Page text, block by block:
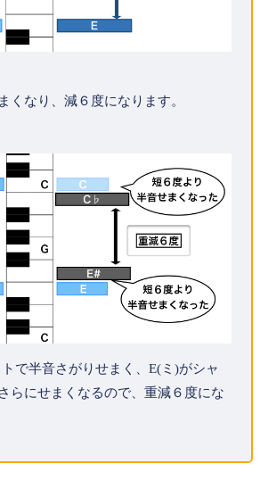
くなり、減６度になります。
で半音さがりせまく、E(ミ)がシャ
らにせまくなるので、重減６度にな